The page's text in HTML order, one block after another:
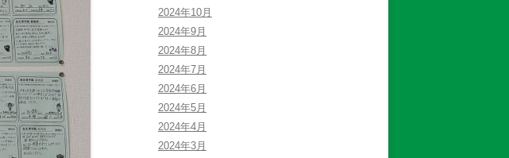
2024年10月
2024年9月
2024年8月
2024年7月
2024年6月
2024年5月
2024年4月
2024年3月